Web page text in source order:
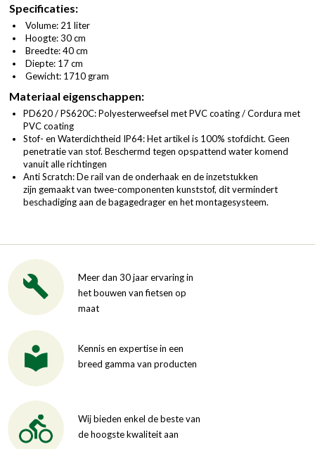
Specificaties:
Volume: 21 liter
Hoogte: 30 cm
Breedte: 40 cm
Diepte: 17 cm
Gewicht: 1710 gram
Materiaal eigenschappen:
PD620 / PS620C: Polyesterweefsel met PVC coating / Cordura met
PVC coating
Stof- en Waterdichtheid IP64: Het artikel is 100% stofdicht. Geen
penetratie van stof. Beschermd tegen opspattend water komend
vanuit alle richtingen
Anti Scratch: De rail van de onderhaak en de inzetstukken
zijn gemaakt van twee-componenten kunststof, dit vermindert
beschadiging aan de bagagedrager en het montagesysteem.
Meer dan 30 jaar ervaring in
het bouwen van fietsen op
maat
Kennis en expertise in een
breed gamma van producten
Wij bieden enkel de beste van
de hoogste kwaliteit aan